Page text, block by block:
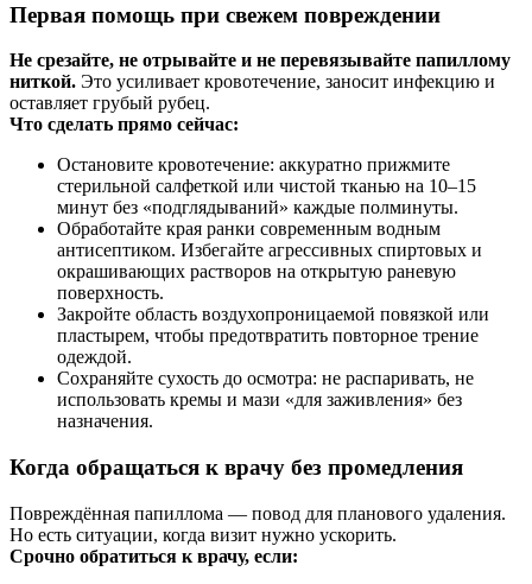
Первая помощь при свежем повреждении
Не срезайте, не отрывайте и не перевязывайте папиллому
ниткой. Это усиливает кровотечение, заносит инфекцию и
оставляет грубый рубец.
Что сделать прямо сейчас:
Остановите кровотечение: аккуратно прижмите
стерильной салфеткой или чистой тканью на 10–15
минут без «подглядываний» каждые полминуты.
Обработайте края ранки современным водным
антисептиком. Избегайте агрессивных спиртовых и
окрашивающих растворов на открытую раневую
поверхность.
Закройте область воздухопроницаемой повязкой или
пластырем, чтобы предотвратить повторное трение
одеждой.
Сохраняйте сухость до осмотра: не распаривать, не
использовать кремы и мази «для заживления» без
назначения.
Когда обращаться к врачу без промедления
Повреждённая папиллома — повод для планового удаления.
Но есть ситуации, когда визит нужно ускорить.
Срочно обратиться к врачу, если: